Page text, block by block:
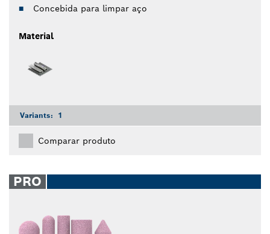
Concebida para limpar aço
Material
Variants: 1
Comparar produto
PRO